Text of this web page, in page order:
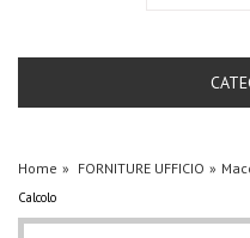
Home FORNITURE UFFICIO
Calcolo